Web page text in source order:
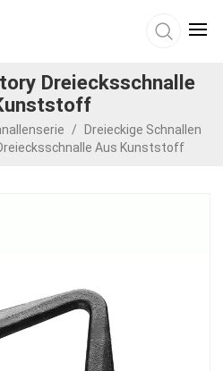
Dreiecksschnalle
/
Dreieckige Schnallen
Aus Kunststoff